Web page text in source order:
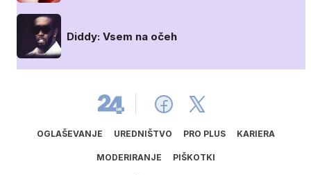
Diddy: Vsem na očeh
OGLAŠEVANJE UREDNIŠTVO PRO PLUS KARIERA
MODERIRANJE PIŠKOTKI